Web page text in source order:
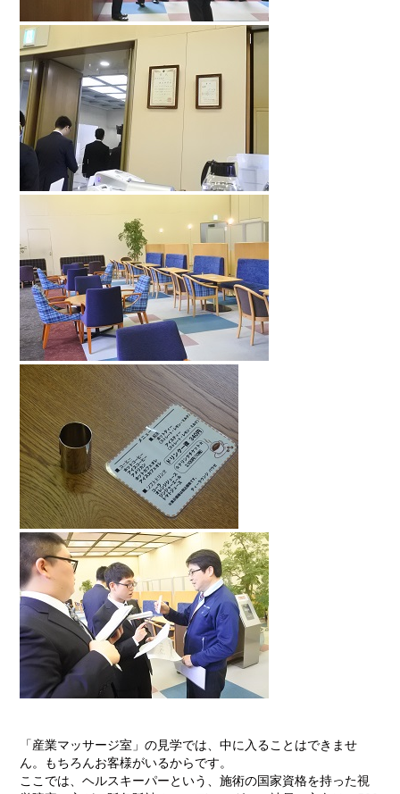
「産業マッサージ室」の見学では、中に入ることはできませ
ん。もちろんお客様がいるからです。
ここでは、ヘルスキーパーという、施術の国家資格を持った視